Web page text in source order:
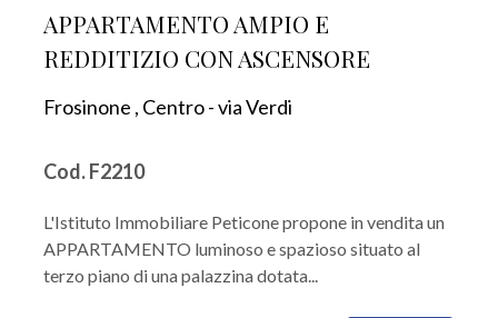
APPARTAMENTO AMPIO E
REDDITIZIO CON ASCENSORE
Frosinone , Centro - via Verdi
Cod. F2210
L'Istituto Immobiliare Peticone propone in vendita un
APPARTAMENTO luminoso e spazioso situato al
terzo piano di una palazzina dotata...